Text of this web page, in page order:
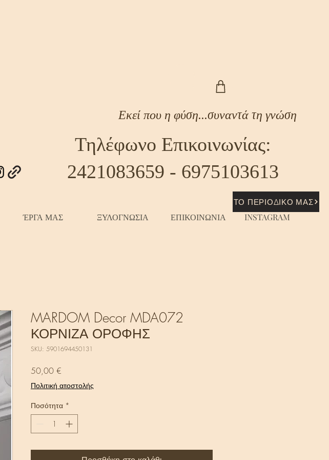
Εκεί που η φύση...συναντά τη γνώση
ΤΟ ΠΕΡΙΟΔΙΚΟ ΜΑΣ
Τηλέφωνο Επικοινωνίας:
2421083659 - 6975103613
ΈΡΓΑ ΜΑΣ ΞΥΛΟΓΝΩΣΙΑ ΕΠΙΚΟΙΝΩΝΙΑ INSTAGRAM
MARDOM Decor MDA072
ΚΟΡΝΙΖΑ ΟΡΟΦΗΣ
SKU: 5901694450131
50,00 €
Πολιτική αποστολής
Ποσότητα *